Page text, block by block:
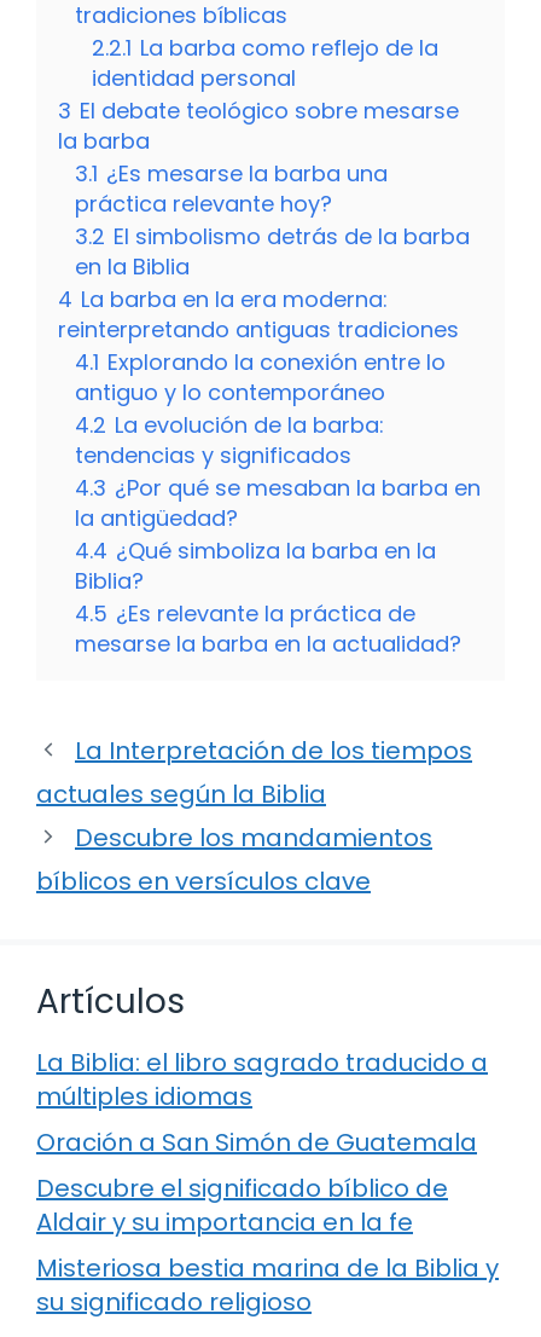
tradiciones bíblicas
2.2.1 La barba como reflejo de la
identidad personal
3 El debate teológico sobre mesarse
la barba
3.1 ¿Es mesarse la barba una
práctica relevante hoy?
3.2 El simbolismo detrás de la barba
en la Biblia
4 La barba en la era moderna:
reinterpretando antiguas tradiciones
4.1 Explorando la conexión entre lo
antiguo y lo contemporáneo
4.2 La evolución de la barba:
tendencias y significados
4.3 ¿Por qué se mesaban la barba en
la antigüedad?
4.4 ¿Qué simboliza la barba en la
Biblia?
4.5 ¿Es relevante la práctica de
mesarse la barba en la actualidad?
La Interpretación de los tiempos
actuales según la Biblia
Descubre los mandamientos
bíblicos en versículos clave
Artículos
La Biblia: el libro sagrado traducido a
múltiples idiomas
Oración a San Simón de Guatemala
Descubre el significado bíblico de
Aldair y su importancia en la fe
Misteriosa bestia marina de la Biblia y
su significado religioso